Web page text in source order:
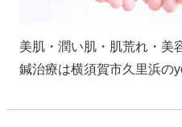
美肌・潤い肌・肌荒れ・美
鍼治療は横須賀市久里浜の